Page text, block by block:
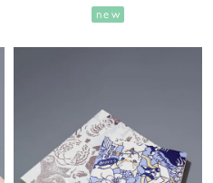
new